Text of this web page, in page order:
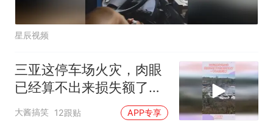
星辰视频
三亚这停车场火灾，肉眼
已经算不出来损失额了，
一下子库存没了
大酱搞笑 12跟贴 APP专享